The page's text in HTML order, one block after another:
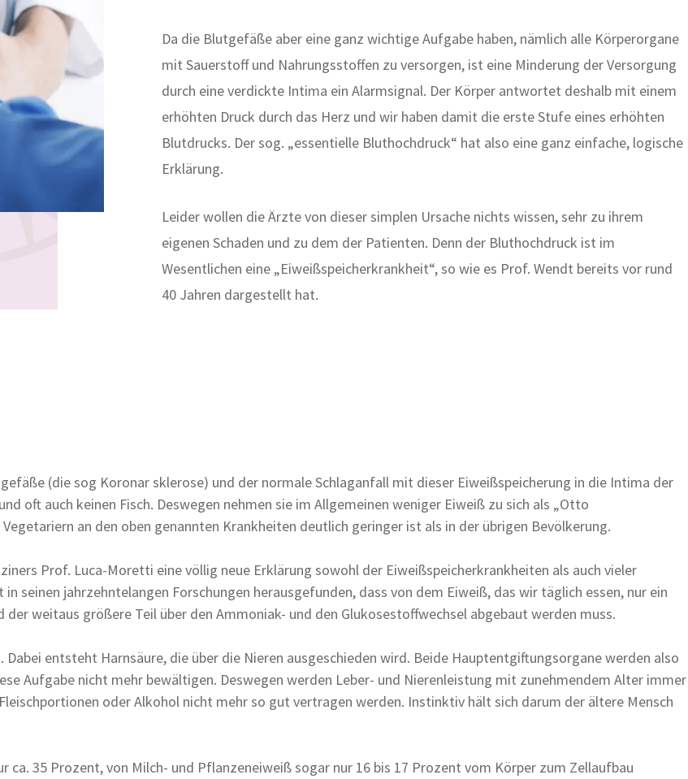
Da die Blutgefäße aber eine ganz wichtige Aufgabe haben, nämlich alle Körperorgane
mit Sauerstoff und Nahrungsstoffen zu versorgen, ist eine Minderung der Versorgung
durch eine verdickte Intima ein Alarmsignal. Der Körper antwortet deshalb mit einem
erhöhten Druck durch das Herz und wir haben damit die erste Stufe eines erhöhten
Blutdrucks. Der sog. „essentielle Bluthochdruck“ hat also eine ganz einfache, logische
Erklärung.
Leider wollen die Ärzte von dieser simplen Ursache nichts wissen, sehr zu ihrem
eigenen Schaden und zu dem der Patienten. Denn der Bluthochdruck ist im
Wesentlichen eine „Eiweißspeicherkrankheit“, so wie es Prof. Wendt bereits vor rund
40 Jahren dargestellt hat.
(die sog Koronar sklerose) und der normale Schlaganfall mit dieser Eiweißspeicherung in die Intima der
oft auch keinen Fisch. Deswegen nehmen sie im Allgemeinen weniger Eiweiß zu sich als „Otto
an den oben genannten Krankheiten deutlich geringer ist als in der übrigen Bevölkerung.
Prof. Luca-Moretti eine völlig neue Erklärung sowohl der Eiweißspeicherkrankheiten als auch vieler
seinen jahrzehntelangen Forschungen herausgefunden, dass von dem Eiweiß, das wir täglich essen, nur ein
weitaus größere Teil über den Ammoniak- und den Glukosestoffwechsel abgebaut werden muss.
entsteht Harnsäure, die über die Nieren ausgeschieden wird. Beide Hauptentgiftungsorgane werden also
Aufgabe nicht mehr bewältigen. Deswegen werden Leber- und Nierenleistung mit zunehmendem Alter immer
oder Alkohol nicht mehr so gut vertragen werden. Instinktiv hält sich darum der ältere Mensch
ca. 35 Prozent, von Milch- und Pflanzeneiweiß sogar nur 16 bis 17 Prozent vom Körper zum Zellaufbau